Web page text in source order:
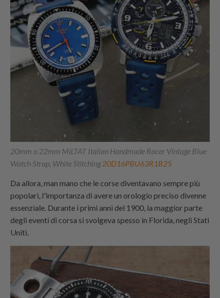
20mm o 22mm MiLTAT Italian Handmade Racer Vintage Blue
Watch Strap, White Stitching20D16PBU63R1B25
Da allora, man mano che le corse diventavano sempre più
popolari, l'importanza di avere un orologio preciso divenne
essenziale. Durante i primi anni del 1900, la maggior parte
degli eventi di corsa si svolgeva spesso in Florida, negli Stati
Uniti.